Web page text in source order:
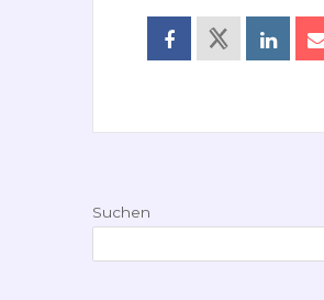
Suchen